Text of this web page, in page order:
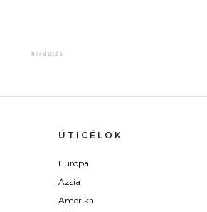
ÚTICÉLOK
Európa
Ázsia
Amerika